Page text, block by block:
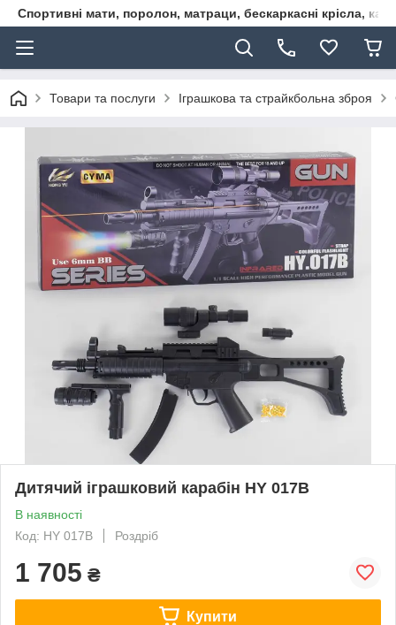
Спортивні мати, поролон, матраци, бескаркасні крісла,
Товари та послуги Іграшкова та страйкбольна зброя
Дитячий іграшковий карабін HY 017B
В наявності
Код: HY 017B
Роздріб
1 705 ₴
Купити